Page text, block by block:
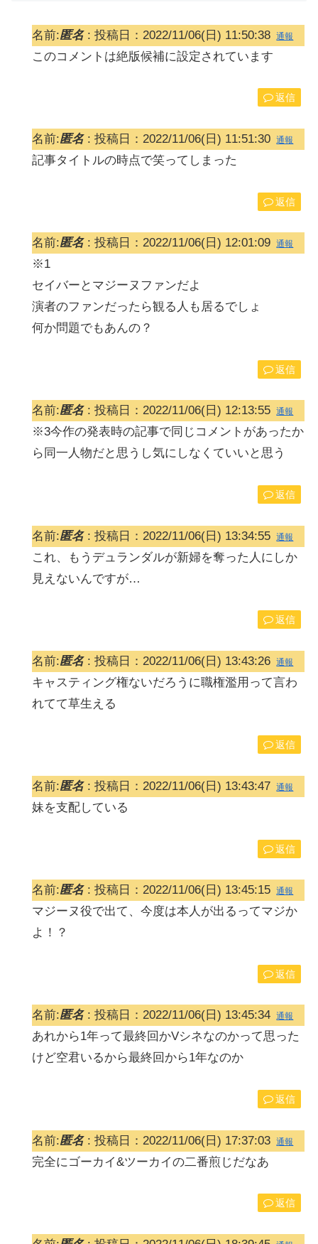
名前:匿名: 投稿日：2022/11/06(日) 11:50:38 通報
このコメントは絶版候補に設定されています
返信
名前:匿名: 投稿日：2022/11/06(日) 11:51:30 通報
記事タイトルの時点で笑ってしまった
返信
名前:匿名: 投稿日：2022/11/06(日) 12:01:09 通報
※1
セイバーとマジーヌファンだよ
演者のファンだったら観る人も居るでしょ
何か問題でもあんの？
返信
名前:匿名: 投稿日：2022/11/06(日) 12:13:55 通報
※3今作の発表時の記事で同じコメントがあったか
ら同一人物だと思うし気にしなくていいと思う
返信
名前:匿名: 投稿日：2022/11/06(日) 13:34:55 通報
これ、もうデュランダルが新婦を奪った人にしか
見えないんですが…
返信
名前:匿名: 投稿日：2022/11/06(日) 13:43:26 通報
キャスティング権ないだろうに職権濫用って言わ
れてて草生える
返信
名前:匿名: 投稿日：2022/11/06(日) 13:43:47 通報
妹を支配している
返信
名前:匿名: 投稿日：2022/11/06(日) 13:45:15 通報
マジーヌ役で出て、今度は本人が出るってマジか
よ！？
返信
名前:匿名: 投稿日：2022/11/06(日) 13:45:34 通報
あれから1年って最終回かVシネなのかって思った
けど空君いるから最終回から1年なのか
返信
名前:匿名: 投稿日：2022/11/06(日) 17:37:03 通報
完全にゴーカイ&ツーカイの二番煎じだなあ
返信